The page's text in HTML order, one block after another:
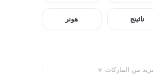
ناثينج هونر
من الماركات